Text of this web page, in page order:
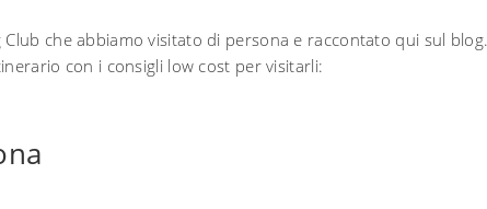
che abbiamo visitato di persona e raccontato qui sul blog.
con i consigli low cost per visitarli: